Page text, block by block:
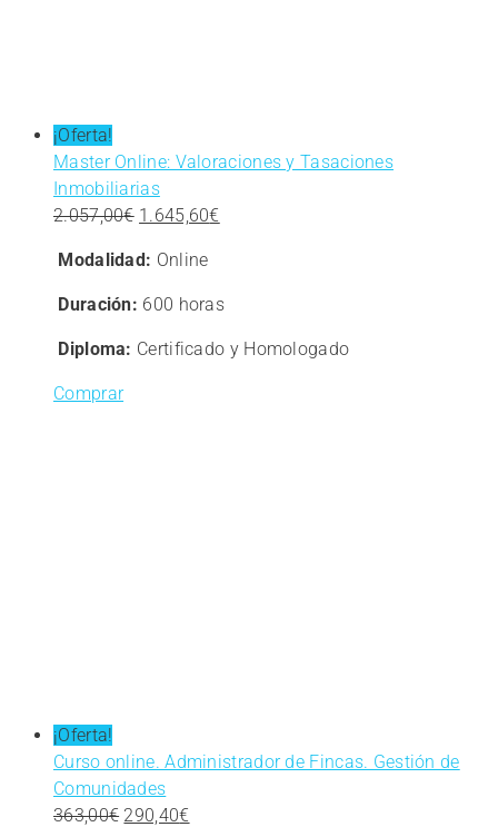
¡Oferta!
Master Online: Valoraciones y Tasaciones
Inmobiliarias
2.057,00€ El
original
era:
1.645,60€
Modalidad: Online
Duración: 600 horas
Diploma: Certificado y Homologado
Comprar
¡Oferta!
Curso online. Administrador de Fincas. Gestión de
Comunidades
363,00€ El
290,40€